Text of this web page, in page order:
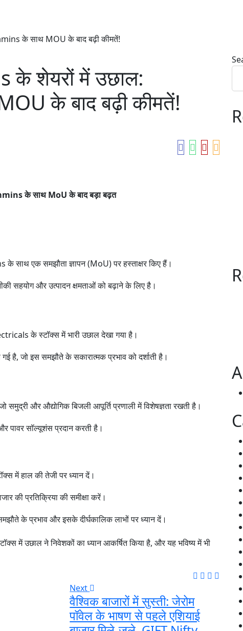
के साथ MOU के बाद बढ़ी कीमतें!
शेयरों में उछाल:
के बाद बढ़ी कीमतें!
के साथ MoU के बाद बड़ा बढ़त
एक समझौता ज्ञापन (MoU) पर हस्ताक्षर किए हैं।
सहयोग और उत्पादन क्षमताओं को बढ़ाने के लिए है।
के स्टॉक्स में भारी उछाल देखा गया है।
गई है, जो इस समझौते के सकारात्मक प्रभाव को दर्शाती है।
समुद्री और औद्योगिक बिजली आपूर्ति प्रणाली में विशेषज्ञता रखती है।
पावर सॉल्यूशंस प्रदान करती है।
में हाल की तेजी पर ध्यान दें।
की प्रतिक्रिया की समीक्षा करें।
के प्रभाव और इसके दीर्घकालिक लाभों पर ध्यान दें।
में उछाल ने निवेशकों का ध्यान आकर्षित किया है, और यह भविष्य में भी
Next
वैश्विक बाजारों में सुस्ती: जेरोम
पॉवेल के भाषण से पहले एशियाई